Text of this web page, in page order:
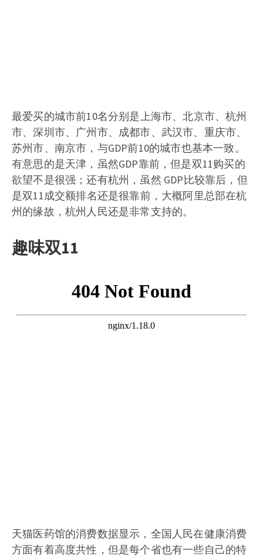
最爱买的城市前10名分别是上海市、北京市、杭州
市、深圳市、广州市、成都市、武汉市、重庆市、
苏州市、南京市，与GDP前10的城市也基本一致。
有意思的是天津，虽然GDP靠前，但是双11购买的
欲望不是很强；还有杭州，虽然 GDP比较靠后，但
是双11成交额排名还是很靠前，大概阿里总部在杭
州的缘故，杭州人民还是非常支持的。
趣味双11
天猫医药馆的消费数据显示，全国人民在健康消费
方面有着高度共性，但是每个省也有一些自己的特